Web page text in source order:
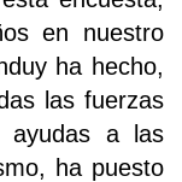
en nuestro
ha hecho,
las fuerzas
ayudas a las
ha puesto